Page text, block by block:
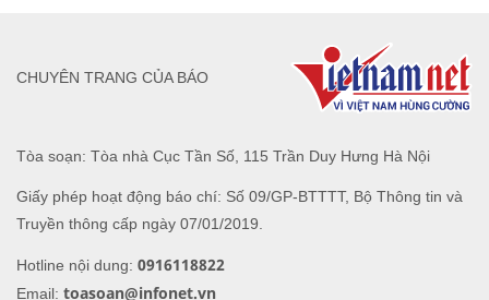
Tòa soạn: Tòa nhà Cục Tần Số, 115 Trần Duy Hưng Hà Nội
Giấy phép hoạt động báo chí: Số 09/GP-BTTTT, Bộ Thông tin và
Truyền thông cấp ngày 07/01/2019.
Hotline nội dung: 0916118822
Email: toasoan@infonet.vn
CHUYÊN TRANG CỦA BÁO